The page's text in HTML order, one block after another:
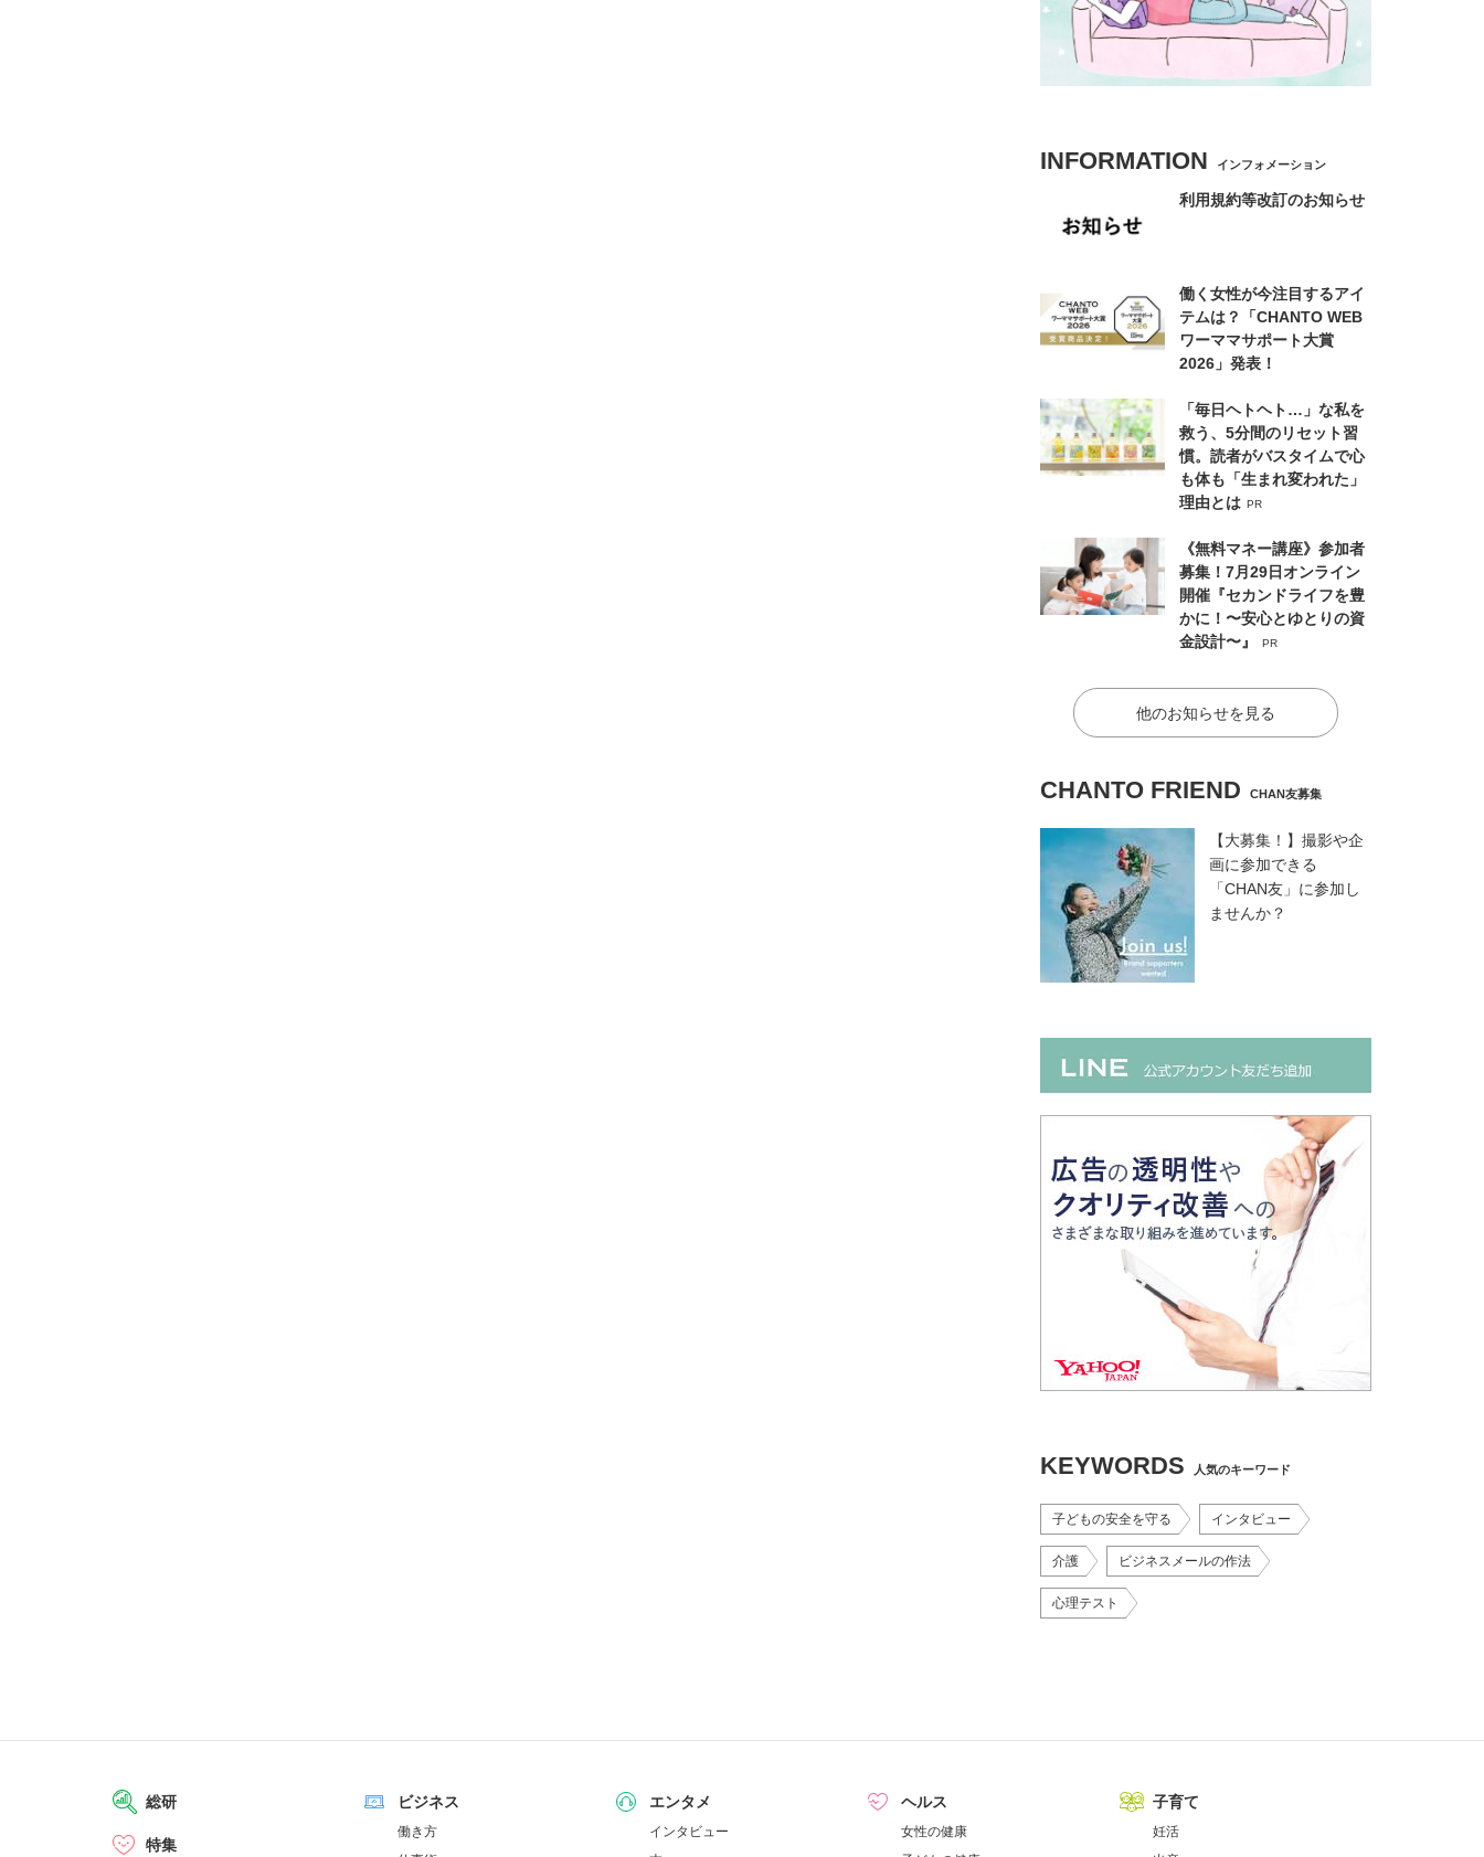
INFORMATION インフォメーション
利用規約等改訂のお知らせ
働く女性が今注目するアイ
テムは？「CHANTO WEB
ワーママサポート大賞
2026」発表！
「毎日ヘトヘト…」な私を
救う、5分間のリセット習
慣。読者がバスタイムで心
も体も「生まれ変われた」
理由とは PR
《無料マネー講座》参加者
募集！7月29日オンライン
開催『セカンドライフを豊
かに！〜安心とゆとりの資
金設計〜』
PR
他のお知らせを見る
CHANTO FRIEND CHAN友募集
【大募集！】撮影や企
画に参加できる
「CHAN友」に参加し
ませんか？
KEYWORDS 人気のキーワード
子どもの安全を守る インタビュー
介護 ビジネスメールの作法
心理テスト
総研
特集
ビジネス
働き方
エンタメ
インタビュー
ヘルス
女性の健康
子育て
妊活